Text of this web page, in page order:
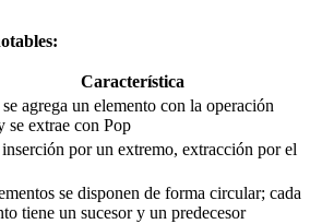
Característica
agrega un elemento con la operación
se extrae con Pop
por un extremo, extracción por el
se disponen de forma circular; cada
tiene un sucesor y un predecesor